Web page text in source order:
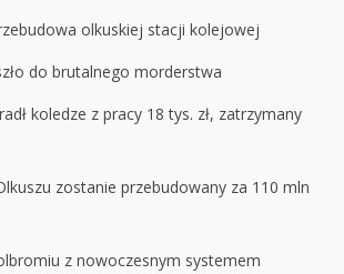
olkuskiej stacji kolejowej
do brutalnego morderstwa
koledze z pracy 18 tys. zł, zatrzymany
zostanie przebudowany za 110 mln
z nowoczesnym systemem